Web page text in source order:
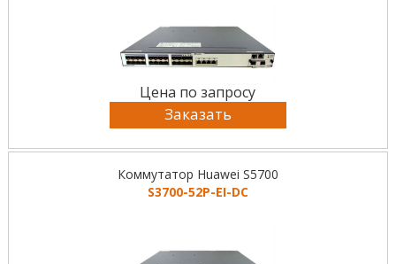
Цена по запросу
Заказать
Коммутатор Huawei S5700
S3700-52P-EI-DC